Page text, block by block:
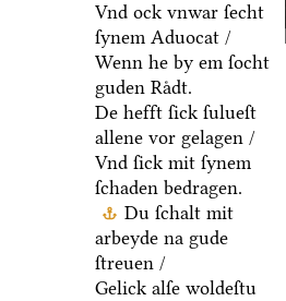
Vnd ock vnwar ſecht
ſynem Aduocat /
Wenn he by em ſocht
guden Raͤdt.
De hefft ſick ſulueſt
allene vor gelagen /
Vnd ſick mit ſynem
ſchaden bedragen.
Du ſchalt mit
arbeyde na gude
ſtreuen /
Gelick alſe woldeſtu